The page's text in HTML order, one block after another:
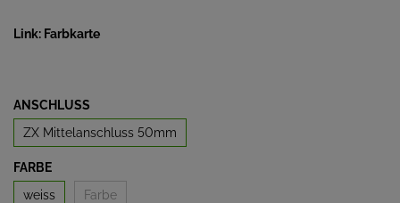
Link: Farbkarte
ANSCHLUSS
ZX Mittelanschluss 50mm
FARBE
weiss
Farbe